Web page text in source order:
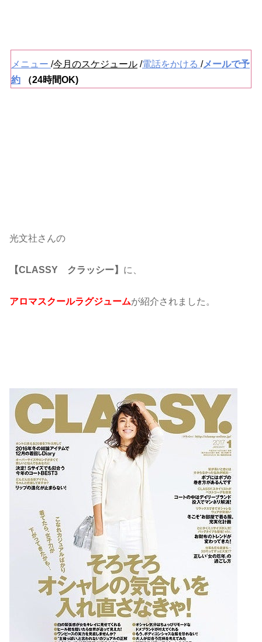
メニュー /今月のスケジュール /電話をかける /メールで予
約
（24時間OK)
光文社さんの
【CLASSY クラッシー】 に、
アロマスクールラグジュームが紹介されました。